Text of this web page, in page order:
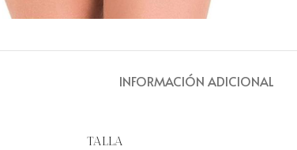
INFORMACIÓN ADICIONAL
TALLA